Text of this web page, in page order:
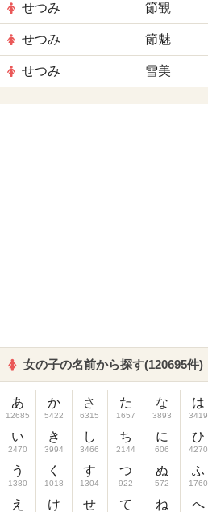
せつみ 節観
せつみ 節魅
せつみ 雪美
女の子の名前から探す(120695件)
あ
12685
い
2470
う
1380
え
か
5422
き
3994
く
1018
け
さ
6315
し
3466
す
1304
せ
た
1657
ち
2144
つ
922
て
な
3893
に
606
ぬ
572
ね
は
3419
ひ
4270
ふ
1760
へ